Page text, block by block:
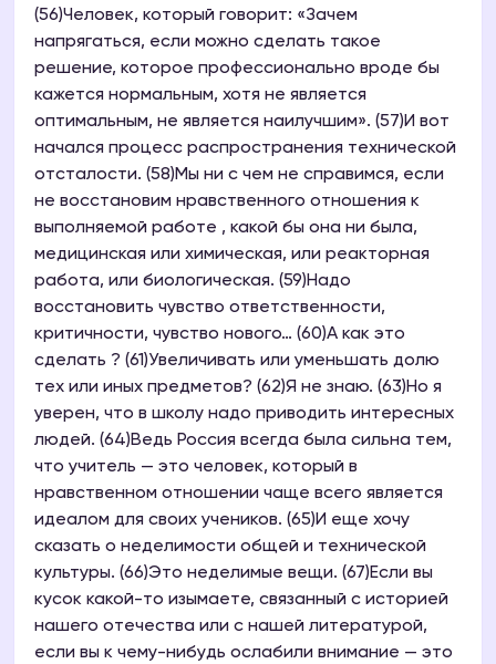
(56)Человек, который говорит: «Зачем
напрягаться, если можно сделать такое
решение, которое профессионально вроде бы
кажется нормальным, хотя не является
оптимальным, не является наилучшим». (57)И вот
начался процесс распространения технической
отсталости. (58)Мы ни с чем не справимся, если
не восстановим нравственного отношения к
выполняемой работе , какой бы она ни была,
медицинская или химическая, или реакторная
работа, или биологическая. (59)Надо
восстановить чувство ответственности,
критичности, чувство нового… (60)А как это
сделать ? (61)Увеличивать или уменьшать долю
тех или иных предметов? (62)Я не знаю. (63)Но я
уверен, что в школу надо приводить интересных
людей. (64)Ведь Россия всегда была сильна тем,
что учитель — это человек, который в
нравственном отношении чаще всего является
идеалом для своих учеников. (65)И еще хочу
сказать о неделимости общей и технической
культуры. (66)Это неделимые вещи. (67)Если вы
кусок какой-то изымаете, связанный с историей
нашего отечества или с нашей литературой,
если вы к чему-нибудь ослабили внимание — это